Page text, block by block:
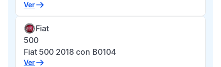
Ver
Fiat
500
Fiat 500 2018 con B0104
Ver